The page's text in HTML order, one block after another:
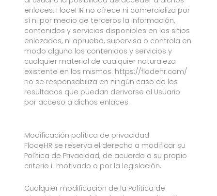
enlaces. FloceHR no ofrece ni comercializa por
sí ni por medio de terceros la información,
contenidos y servicios disponibles en los sitios
enlazados, ni aprueba, supervisa o controla en
modo alguno los contenidos y servicios y
cualquier material de cualquier naturaleza
existente en los mismos. https://flodehr.com/
no se responsabiliza en ningún caso de los
resultados que puedan derivarse al Usuario
por acceso a dichos enlaces.
Modificación política de privacidad
FlodeHR se reserva el derecho a modificar su
Política de Privacidad, de acuerdo a su propio
criterio i motivado o por la legislación.
Cualquier modificación de la Política de